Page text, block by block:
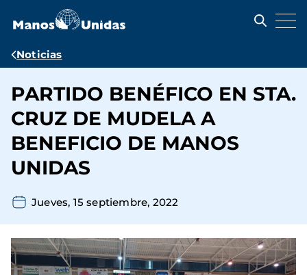
contenido
Ruta
navegación
Noticias
PARTIDO BENÉFICO EN STA.
CRUZ DE MUDELA A
BENEFICIO DE MANOS
UNIDAS
Jueves, 15 septiembre, 2022